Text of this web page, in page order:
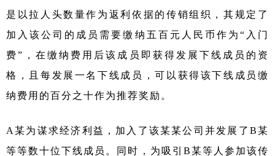
是以拉人头数量作为返利依据的传销组织，其规定了
加入该公司的成员需要缴纳五百元人民币作为 “入门
费”，在缴纳费用后该成员即获得发展下线成员的资
格，且每发展一名下线成员，可以获得该下线成员缴
纳费用的百分之十作为推荐奖励。
A某为谋求经济利益，加入了该某某公司并发展了B某
等等数十位下线成员。同时，为吸引B某等人参加该传